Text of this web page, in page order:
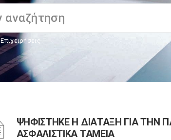
Επιχειρήσεις
ΨΗΦΙΣΤΗΚΕ Η ΔΙΑΤΑΞΗ ΓΙΑ ΤΗΝ
ΑΣΦΑΛΙΣΤΙΚΑ ΤΑΜΕΙΑ